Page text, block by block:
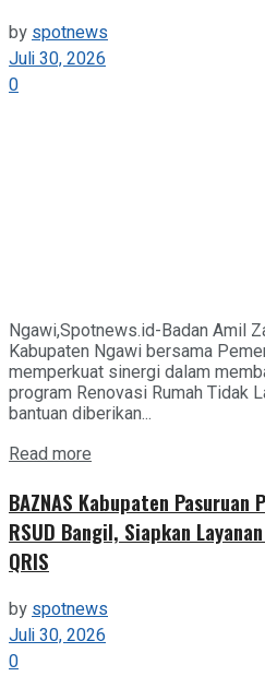
by spotnews
Juli 30, 2026
0
Ngawi,Spotnews.id-Badan Amil
Kabupaten Ngawi bersama
memperkuat sinergi dalam
program Renovasi Rumah Tidak
bantuan diberikan...
Read more
BAZNAS Kabupaten
RSUD Bangil, Siapkan
QRIS
byspotnews
Juli 30, 2026
0